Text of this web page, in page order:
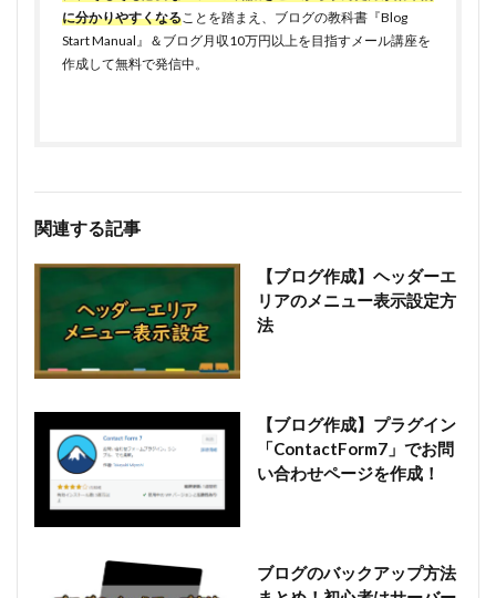
に分かりやすくなる ことを踏まえ、ブログの教科書『Blog
Start Manual』＆ブログ月収10万円以上を目指すメール講座を
作成して無料で発信中。
関連する記事
【ブログ作成】ヘッダーエ
リアのメニュー表示設定方
法
【ブログ作成】プラグイン
「ContactForm7」でお問
い合わせページを作成！
ブログのバックアップ方法